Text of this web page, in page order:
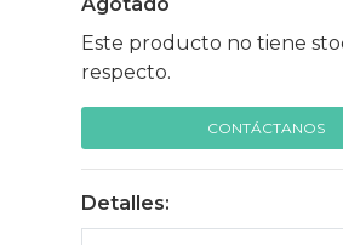
Este producto no tiene
respecto.
CONTÁCTANOS
Detalles: